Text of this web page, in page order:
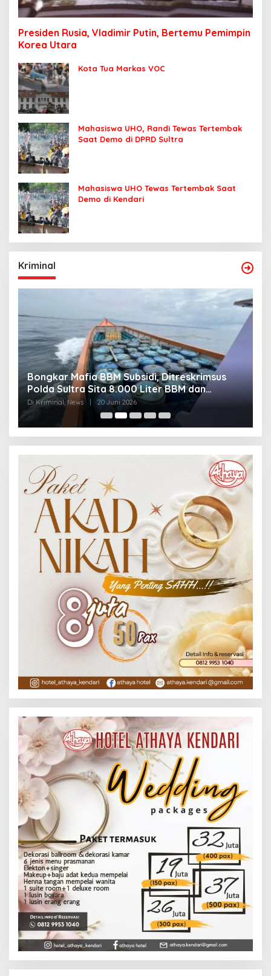
Presiden Rusia, Vladimir Putin, Bertemu Pemimpin
Korea Utara
Kota Tua Markas VOC
Mahasiswa UHO, Randi Tewas Tertembak
Saat Demo di DPRD Sultra
Mahasiswa UHO Tewas Tertembak Saat
Demo di Kendari
Kriminal
Bongkar Mafia BBM Subsidi, Ditreskrimsus
Polda Sultra Sita 8.000 Liter BBM dan
Ringkus 3 Tersangka
Di Kriminal, News 20 Juni 2026